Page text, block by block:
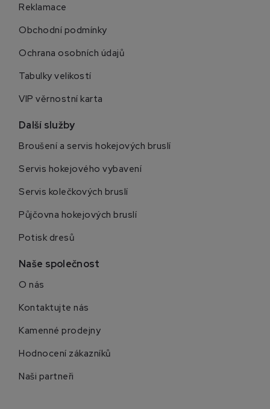
Reklamace
Obchodní podmínky
Ochrana osobních údajů
Tabulky velikostí
VIP věrnostní karta
Další služby
Broušení a servis hokejových bruslí
Servis hokejového vybavení
Servis kolečkových bruslí
Půjčovna hokejových bruslí
Potisk dresů
Naše společnost
O nás
Kontaktujte nás
Kamenné prodejny
Hodnocení zákazníků
Naši partneři